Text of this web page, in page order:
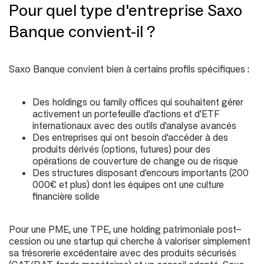
Pour quel type d'entreprise Saxo
Banque convient-il ?
Saxo Banque convient bien à certains profils spécifiques :
Des holdings ou family offices qui souhaitent gérer
activement un portefeuille d'actions et d'ETF
internationaux avec des outils d'analyse avancés
Des entreprises qui ont besoin d'accéder à des
produits dérivés (options, futures) pour des
opérations de couverture de change ou de risque
Des structures disposant d'encours importants (200
000€ et plus) dont les équipes ont une culture
financière solide
Pour une PME, une TPE, une holding patrimoniale post-
cession ou une startup qui cherche à valoriser simplement
sa trésorerie excédentaire avec des produits sécurisés